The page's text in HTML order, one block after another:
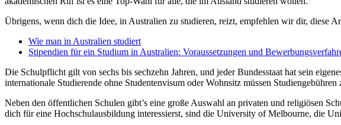
Übrigens, wenn dich die Idee, in Australien zu studieren, reizt, empfehlen wir dir, diese
Wie man in Australien studiert
Stipendien für ein Studium in Australien: Voraussetzungen und
Die Schulpflicht gilt von sechs bis sechzehn Jahren, und jeder Bundesstaat hat sein
internationale Studierende ohne Studentenvisum oder Wohnsitz müssen Studiengebühren
Neben den öffentlichen Schulen gibt’s eine große Auswahl an privaten und religiösen
dich für eine Hochschulausbildung interessierst, sind die University of Melbourne, die